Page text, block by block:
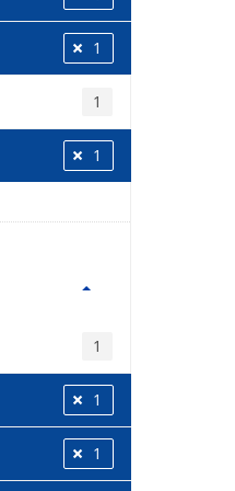
1
1
1
1
1
1